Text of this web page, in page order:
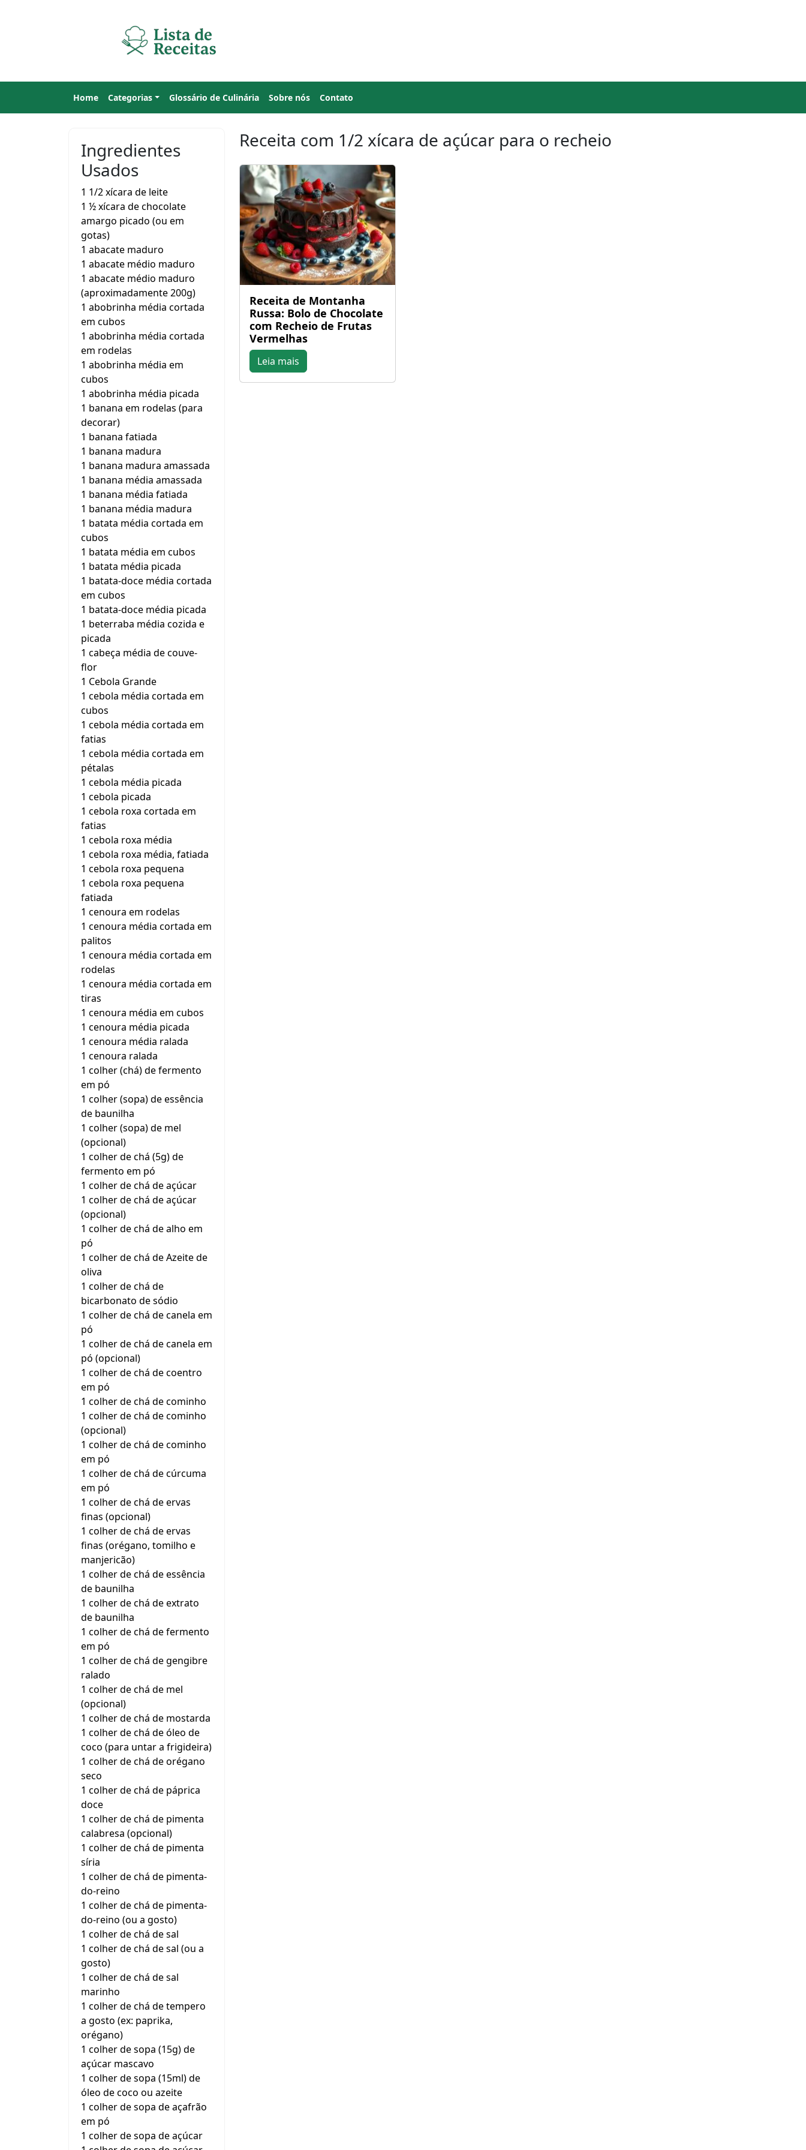
Home Categorias Glossário de Culinária Sobre nós Contato
Ingredientes
Usados
1 1/2 xícara de leite
1 ½ xícara de chocolate
amargo picado (ou em
gotas)
1 abacate maduro
1 abacate médio maduro
1 abacate médio maduro
(aproximadamente 200g)
1 abobrinha média cortada
em cubos
1 abobrinha média cortada
em rodelas
1 abobrinha média em
cubos
1 abobrinha média picada
1 banana em rodelas (para
decorar)
1 banana fatiada
1 banana madura
1 banana madura amassada
1 banana média amassada
1 banana média fatiada
1 banana média madura
1 batata média cortada em
cubos
1 batata média em cubos
1 batata média picada
1 batata-doce média cortada
em cubos
1 batata-doce média picada
1 beterraba média cozida e
picada
1 cabeça média de couve-
flor
1 Cebola Grande
1 cebola média cortada em
cubos
1 cebola média cortada em
fatias
1 cebola média cortada em
pétalas
1 cebola média picada
1 cebola picada
1 cebola roxa cortada em
fatias
1 cebola roxa média
1 cebola roxa média, fatiada
1 cebola roxa pequena
1 cebola roxa pequena
fatiada
1 cenoura em rodelas
1 cenoura média cortada em
palitos
1 cenoura média cortada em
rodelas
1 cenoura média cortada em
tiras
1 cenoura média em cubos
1 cenoura média picada
1 cenoura média ralada
1 cenoura ralada
1 colher (chá) de fermento
em pó
1 colher (sopa) de essência
de baunilha
1 colher (sopa) de mel
(opcional)
1 colher de chá (5g) de
fermento em pó
1 colher de chá de açúcar
1 colher de chá de açúcar
(opcional)
1 colher de chá de alho em
pó
1 colher de chá de Azeite de
oliva
1 colher de chá de
bicarbonato de sódio
1 colher de chá de canela em
pó
1 colher de chá de canela em
pó (opcional)
1 colher de chá de coentro
em pó
1 colher de chá de cominho
1 colher de chá de cominho
(opcional)
1 colher de chá de cominho
em pó
1 colher de chá de cúrcuma
em pó
1 colher de chá de ervas
finas (opcional)
1 colher de chá de ervas
finas (orégano, tomilho e
manjericão)
1 colher de chá de essência
de baunilha
1 colher de chá de extrato
de baunilha
1 colher de chá de fermento
em pó
1 colher de chá de gengibre
ralado
1 colher de chá de mel
(opcional)
1 colher de chá de mostarda
1 colher de chá de óleo de
coco (para untar a frigideira)
1 colher de chá de orégano
seco
1 colher de chá de páprica
doce
1 colher de chá de pimenta
calabresa (opcional)
1 colher de chá de pimenta
síria
1 colher de chá de pimenta-
do-reino
1 colher de chá de pimenta-
do-reino (ou a gosto)
1 colher de chá de sal
1 colher de chá de sal (ou a
gosto)
1 colher de chá de sal
marinho
1 colher de chá de tempero
a gosto (ex: paprika,
orégano)
1 colher de sopa (15g) de
açúcar mascavo
1 colher de sopa (15ml) de
óleo de coco ou azeite
1 colher de sopa de açafrão
em pó
1 colher de sopa de açúcar
Receita com 1/2 xícara de açúcar para o recheio
Receita de Montanha
Russa: Bolo de Chocolate
com Recheio de Frutas
Vermelhas
Leia mais